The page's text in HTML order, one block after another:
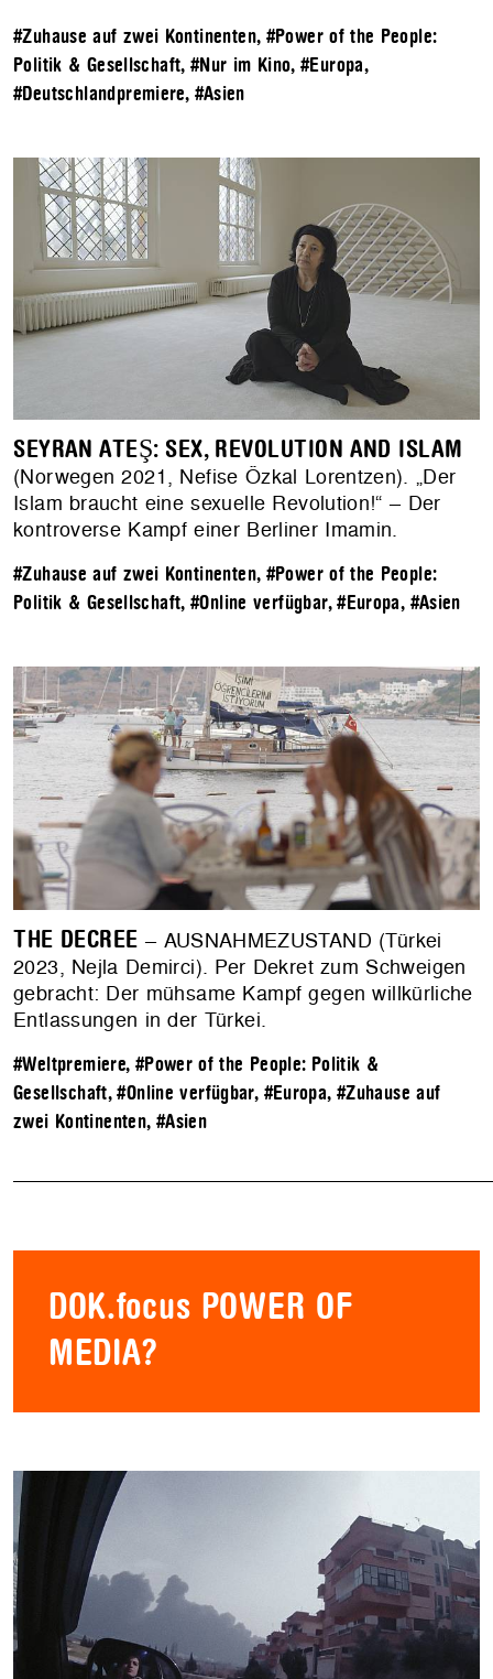
#Zuhause auf zwei Kontinenten, #Power of the People:
Politik & Gesellschaft,#Nur im Kino,#Europa,
#Deutschlandpremiere, #Asien
SEYRAN ATEŞ: SEX, REVOLUTION AND ISLAM
(Norwegen 2021, Nefise Özkal Lorentzen). „Der
Islam braucht eine sexuelle Revolution!“ – Der
kontroverse Kampf einer Berliner Imamin.
#Zuhause auf zwei Kontinenten, #Power of the People:
Politik & Gesellschaft,#Online verfügbar,#Europa, #Asien
THE DECREE – AUSNAHMEZUSTAND (Türkei
2023, Nejla Demirci). Per Dekret zum Schweigen
gebracht: Der mühsame Kampf gegen willkürliche
Entlassungen in der Türkei.
#Weltpremiere, #Power of the People: Politik &
Gesellschaft,#Online verfügbar, #Europa, #Zuhause auf
zwei Kontinenten, #Asien
DOK.focus POWER OF
MEDIA?